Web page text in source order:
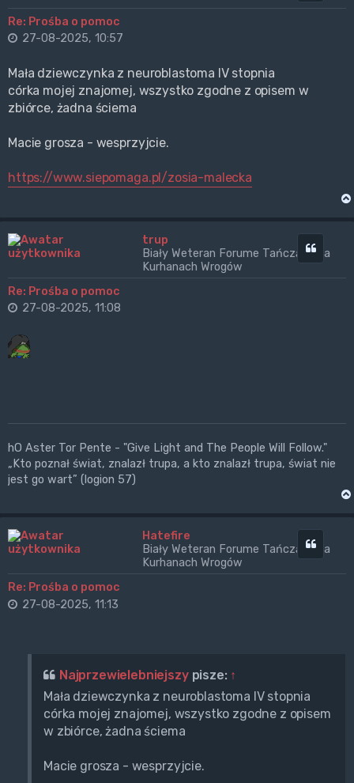
Re: Prośba o pomoc
27-08-2025, 10:57
Mała dziewczynka z neuroblastoma IV stopnia
córka mojej znajomej, wszystko zgodne z opisem w
zbiórce, żadna ściema
Macie grosza - wesprzyjcie.
https://www.siepomaga.pl/zosia-malecka
trup
Biały Weteran Forume Tańczący na
Kurhanach Wrogów
Re: Prośba o pomoc
Cytuj
27-08-2025, 11:08
hO Aster Tor Pente - "Give Light and The People Will Follow."
„Kto poznał świat, znalazł trupa, a kto znalazł trupa, świat nie
jest go wart” (logion 57)
Hatefire
Biały Weteran Forume Tańczący na
Kurhanach Wrogów
Re: Prośba o pomoc
Cytuj
27-08-2025, 11:13
Najprzewielebniejszypisze: ↑
Mała dziewczynka z neuroblastoma IV stopnia
córka mojej znajomej, wszystko zgodne z opisem
w zbiórce, żadna ściema
Macie grosza - wesprzyjcie.